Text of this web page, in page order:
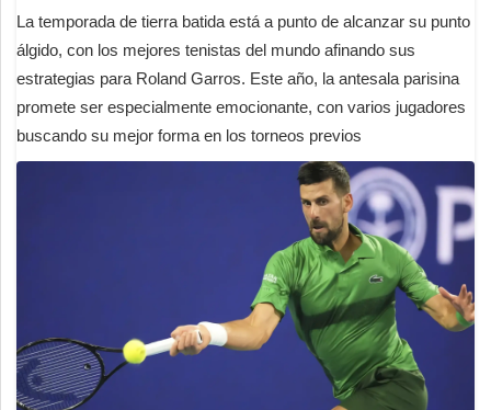
La temporada de tierra batida está a punto de alcanzar su punto
álgido, con los mejores tenistas del mundo afinando sus
estrategias para Roland Garros. Este año, la antesala parisina
promete ser especialmente emocionante, con varios jugadores
buscando su mejor forma en los torneos previos